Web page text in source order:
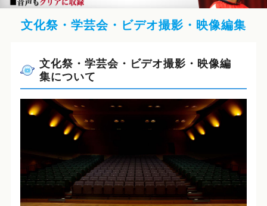
お見積もり・お問い合わせ
文化祭・学芸会・ビデオ撮影・映像編集
文化祭・学芸会・ビデオ撮影・映像編
集について